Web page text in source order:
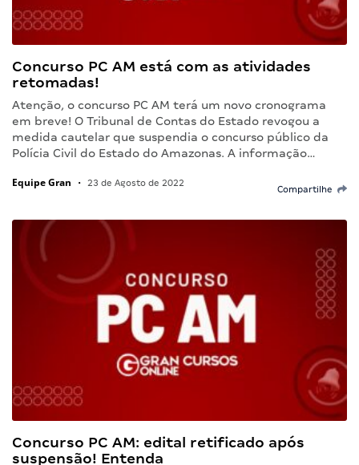
Concurso PC AM está com as atividades
retomadas!
Atenção, o concurso PC AM terá um novo cronograma
em breve! O Tribunal de Contas do Estado revogou a
medida cautelar que suspendia o concurso público da
Polícia Civil do Estado do Amazonas. A informação…
Equipe Gran • 23 de Agosto de 2022
Compartilhe
Concurso PC AM: edital retificado após
suspensão! Entenda